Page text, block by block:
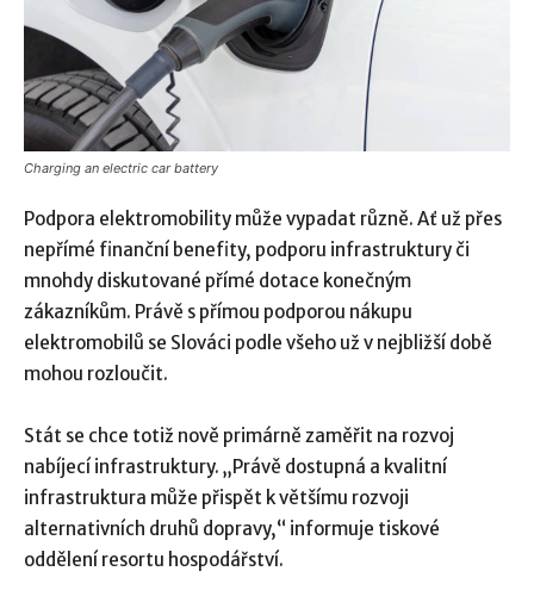
Charging an electric car battery
Podpora elektromobility může vypadat různě. Ať už přes
nepřímé finanční benefity, podporu infrastruktury či
mnohdy diskutované přímé dotace konečným
zákazníkům. Právě s přímou podporou nákupu
elektromobilů se Slováci podle všeho už v nejbližší době
mohou rozloučit.
Stát se chce totiž nově primárně zaměřit na rozvoj
nabíjecí infrastruktury. „Právě dostupná a kvalitní
infrastruktura může přispět k většímu rozvoji
alternativních druhů dopravy,“ informuje tiskové
oddělení resortu hospodářství.